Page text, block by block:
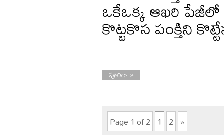
ఒకేఒక్క ఆఖరి పేజీలో
కొట్టకొస పంక్తిని
పూర్తిగా »
Page 1 of 2 1 2 »